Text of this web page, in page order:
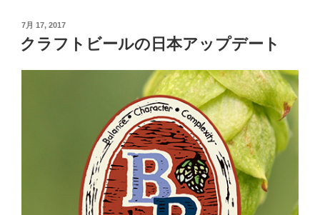
ビ
ー
投
稿
日:
7月 17, 2017
クラフトビールの日本アップデート